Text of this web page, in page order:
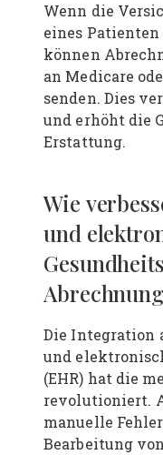
Wenn die
eines
können
an Medicare
senden. Dies
und erhöht die
Erstattung.
Wie
und
Die Integration
und
(EHR) hat die
revolutioniert.
manuelle
Bearbeitung